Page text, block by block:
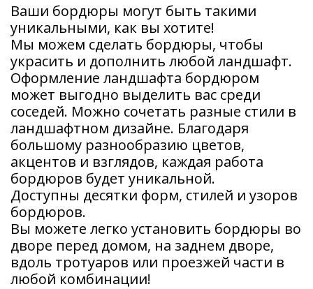
Ваши бордюры могут быть такими
уникальными, как вы хотите!
Мы можем сделать бордюры, чтобы
украсить и дополнить любой ландшафт.
Оформление ландшафта бордюром
может выгодно выделить вас среди
соседей. Можно сочетать разные стили в
ландшафтном дизайне. Благодаря
большому разнообразию цветов,
акцентов и взглядов, каждая работа
бордюров будет уникальной.
Доступны десятки форм, стилей и узоров
бордюров.
Вы можете легко установить бордюры во
дворе перед домом, на заднем дворе,
вдоль тротуаров или проезжей части в
любой комбинации!